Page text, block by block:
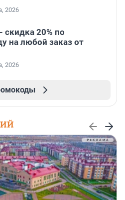
2026
скидка 20% по
на любой заказ от
2026